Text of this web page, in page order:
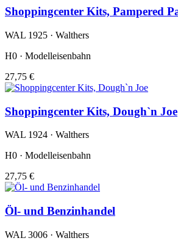
Shoppingcenter Kits, Pampered
WAL 1925 · Walthers
H0 · Modelleisenbahn
27,75 €
Shoppingcenter Kits, Dough`n Joe
WAL 1924 · Walthers
H0 · Modelleisenbahn
27,75 €
Öl- und Benzinhandel
WAL 3006 · Walthers